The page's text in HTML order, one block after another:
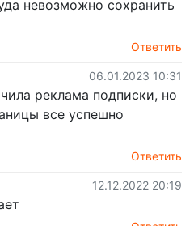
невозможно сохранить
Ответить
06.01.2023 10:31
реклама подписки, но
все успешно
Ответить
12.12.2022 20:19